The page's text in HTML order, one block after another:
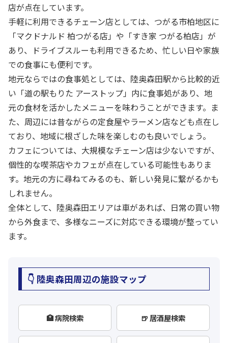
店が点在しています。
手軽に利用できるチェーン店としては、つがる市柏地区に
「マクドナルド 柏つがる店」や「すき家 つがる柏店」が
あり、ドライブスルーも利用できるため、忙しい日や家族
での食事にも便利です。
地元ならではの食事処としては、陸奥森田駅から比較的近
い「道の駅もりた アーストップ」内に食事処があり、地
元の食材を活かしたメニューを味わうことができます。ま
た、周辺には昔ながらの定食屋やラーメン店なども点在し
ており、地域に根ざした味を楽しむのも良いでしょう。
カフェについては、大規模なチェーン店は少ないですが、
個性的な喫茶店やカフェが点在している可能性もありま
す。地元の方に尋ねてみるのも、新しい発見に繋がるかも
しれません。
全体として、陸奥森田エリアは車があれば、日常の買い物
から外食まで、多様なニーズに対応できる環境が整ってい
ます。
👇 陸奥森田周辺の施設マップ
🏥 病院検索 🍺 居酒屋検索